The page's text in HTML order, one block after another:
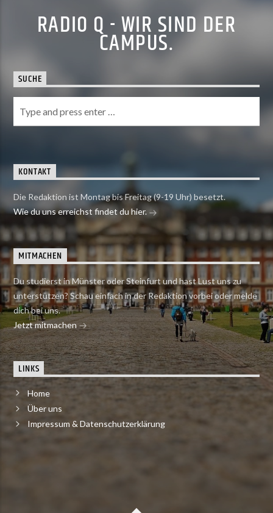
RADIO Q - WIR SIND DER
CAMPUS.
SUCHE
KONTAKT
Die Redaktion ist Montag bis Freitag (9-19 Uhr) besetzt.
Wie du uns erreichst findet du hier.
MITMACHEN
Du studierst in Münster oder Steinfurt und hast Lust uns zu
unterstützen? Schau einfach in der Redaktion vorbei oder melde
dich bei uns.
Jetzt mitmachen
LINKS
Home
Über uns
Impressum & Datenschutzerklärung